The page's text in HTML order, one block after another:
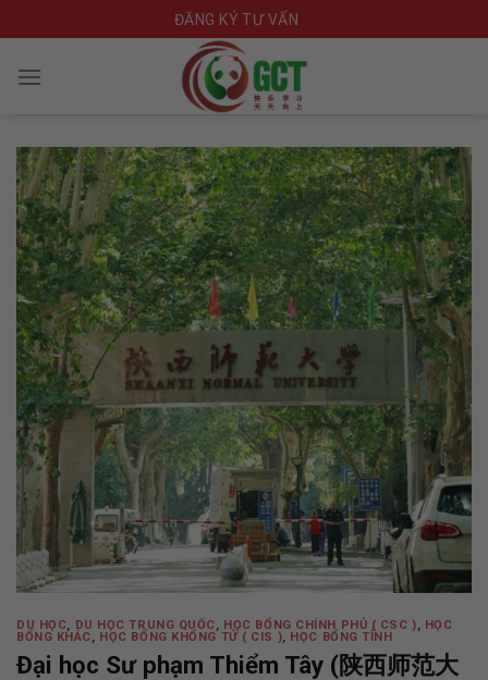
to
content
ĐĂNG KÝ TƯ VẤN
DU HỌC, DU HỌC TRUNG QUỐC, HỌC BỔNG CHÍNH PHỦ ( CSC ), HỌC
BỔNG KHÁC, HỌC BỔNG KHỔNG TỬ ( CIS ), HỌC BỔNG TỈNH
Đại học Sư phạm Thiểm Tây (陕西师范大